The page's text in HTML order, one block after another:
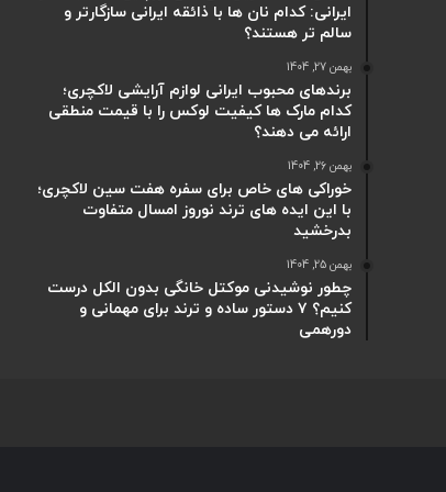
ایرانی: کدام نان ها با ذائقه ایرانی سازگارتر و
سالم تر هستند؟
بهمن 27, 1404
برندهای محبوب ایرانی لوازم آرایشی لاکچری؛
کدام مارک ها کیفیت لوکس را با قیمت منطقی
ارائه می دهند؟
بهمن 26, 1404
خوراکی های خاص برای سفره هفت سین لاکچری؛
با این ایده های ترند نوروز امسال متفاوت
بدرخشید
بهمن 25, 1404
چطور نوشیدنی موکتل خانگی بدون الکل درست
کنیم؟ ۷ دستور ساده و ترند برای مهمانی و
دورهمی